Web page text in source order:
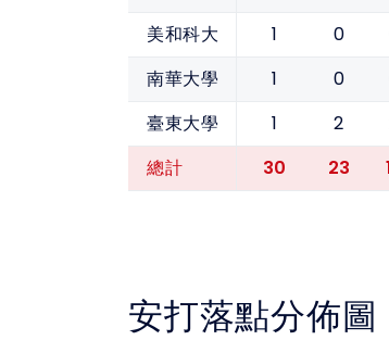
美和科大 1 0
南華大學 1 0
臺東大學 1 2
總計 30 23
安打落點分佈圖